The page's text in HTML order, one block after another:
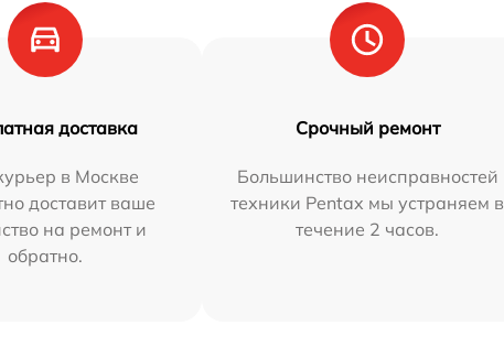
доставка
в Москве
доставит ваше
на ремонт и
обратно.
Срочный ремонт
Большинство неисправностей
техники Pentax мы устраняем в
течение 2 часов.